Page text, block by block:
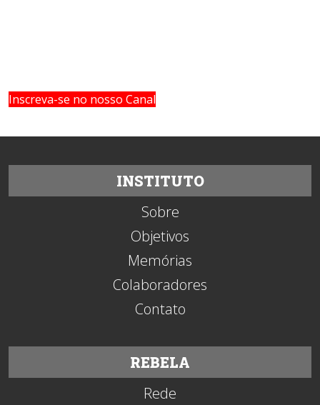
Inscreva-se no nosso Canal
INSTITUTO
Sobre
Objetivos
Memórias
Colaboradores
Contato
REBELA
Rede